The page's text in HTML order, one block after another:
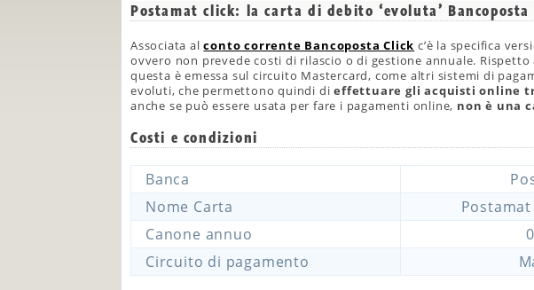
Postamat click: la carta di debito ‘evoluta’ Bancoposta
Associata alconto corrente Bancoposta Click c’è la specifica
ovvero non prevede costi di rilascio o di gestione annuale.
questa è emessa sul circuito Mastercard, come altri sistemi di
evoluti, che permettono quindi dieffettuare gli acquisti online
anche se può essere usata per fare i pagamenti online, non è una
Costi e condizioni
Banca
Nome Carta
Canone annuo
Circuito di pagamento